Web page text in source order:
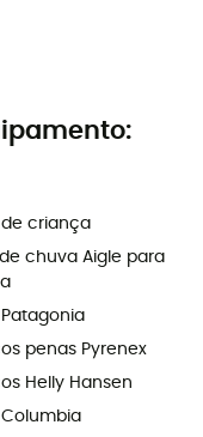
de criança
chuva Aigle para
Patagonia
penas Pyrenex
Helly Hansen
Columbia